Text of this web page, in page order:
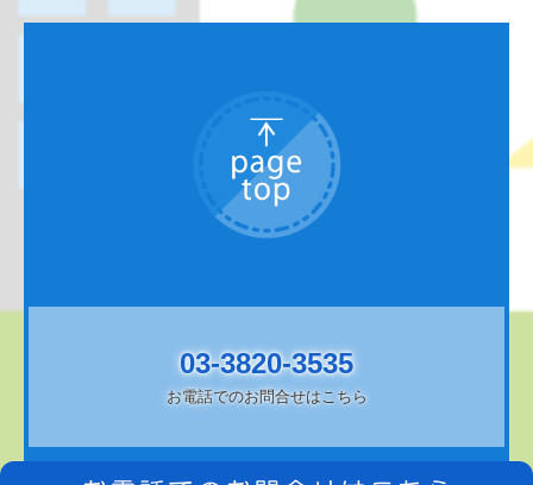
03-3820-3535
お電話でのお問合せはこちら